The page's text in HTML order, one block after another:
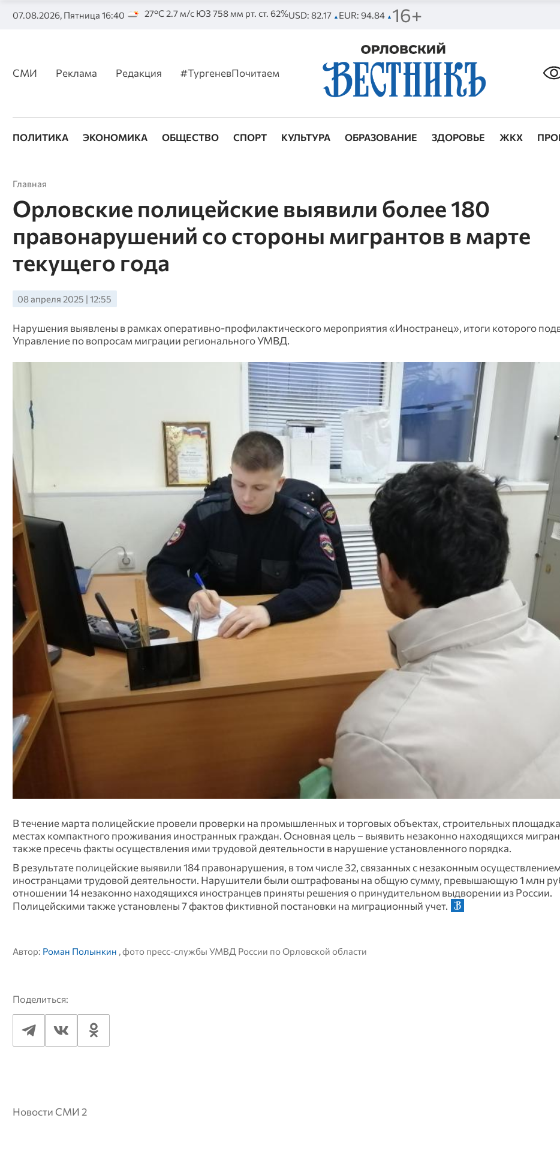
07.08.2026, Пятница 16:40 27°C 2.7 м/с ЮЗ 758 мм рт. ст. 62%USD: 82.17 ▲ EUR: 94.84 ▲ 16+
СМИ Реклама Редакция #ТургеневПочитаем
ПОЛИТИКА ЭКОНОМИКА ОБЩЕСТВО СПОРТ КУЛЬТУРА ОБРАЗОВАНИЕ ЗДОРОВЬЕ ЖКХ
Главная
Орловские полицейские выявили более 180
правонарушений со стороны мигрантов в марте
текущего года
08 апреля 2025 | 12:55
Нарушения выявлены в рамках оперативно-профилактического мероприятия «Иностранец», итоги которого
Управление по вопросам миграции регионального УМВД.
В течение марта полицейские провели проверки на промышленных и торговых объектах, строительных
местах компактного проживания иностранных граждан. Основная цель – выявить незаконно находящихся
также пресечь факты осуществления ими трудовой деятельности в нарушение установленного порядка.
В результате полицейские выявили 184 правонарушения, в том числе 32, связанных с незаконным
иностранцами трудовой деятельности. Нарушители были оштрафованы на общую сумму, превышающую 1 млн
отношении 14 незаконно находящихся иностранцев приняты решения о принудительном выдворении из России.
Полицейскими также установлены 7 фактов фиктивной постановки на миграционный учет.
Автор: Роман Полынкин , фото пресс-службы УМВД России по Орловской области
Поделиться:
Новости СМИ 2